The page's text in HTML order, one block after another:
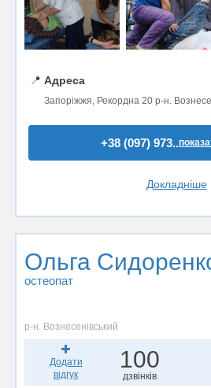
📍 Адреса
Запоріжжя, Рекордна 20 р-н.
+38 (097) 973..
Докладніше
Ольга
остеопат
р-н. Вознесенівський
Додати
відгук
100
дзвінків